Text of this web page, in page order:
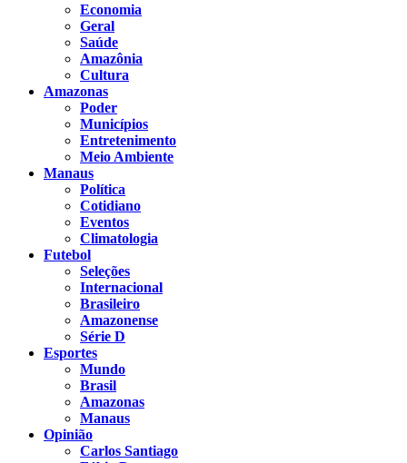
Economia
Geral
Saúde
Amazônia
Cultura
Amazonas
Poder
Municípios
Entretenimento
Meio Ambiente
Manaus
Política
Cotidiano
Eventos
Climatologia
Futebol
Seleções
Internacional
Brasileiro
Amazonense
Série D
Esportes
Mundo
Brasil
Amazonas
Manaus
Opinião
Carlos Santiago